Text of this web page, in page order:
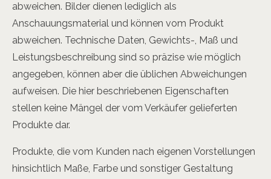
abweichen. Bilder dienen lediglich als
Anschauungsmaterial und können vom Produkt
abweichen. Technische Daten, Gewichts-, Maß und
Leistungsbeschreibung sind so präzise wie möglich
angegeben, können aber die üblichen Abweichungen
aufweisen. Die hier beschriebenen Eigenschaften
stellen keine Mängel der vom Verkäufer gelieferten
Produkte dar.
Produkte, die vom Kunden nach eigenen Vorstellungen
hinsichtlich Maße, Farbe und sonstiger Gestaltung